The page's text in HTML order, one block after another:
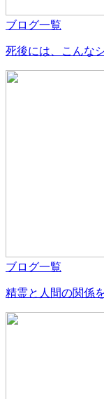
ブログ一覧
死後には、こんな
ブログ一覧
精霊と人間の関係